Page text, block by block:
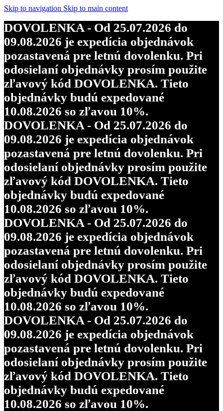
Skip to navigation Skip to main content
DOVOLENKA - Od 25.07.2026 do
09.08.2026 je expedícia objednávok
pozastavená pre letnú dovolenku. Pri
odosielaní objednávky prosím použite
zľavový kód DOVOLENKA. Tieto
objednávky budú expedované
10.08.2026 so zľavou 10%.
DOVOLENKA - Od 25.07.2026 do
09.08.2026 je expedícia objednávok
pozastavená pre letnú dovolenku. Pri
odosielaní objednávky prosím použite
zľavový kód DOVOLENKA. Tieto
objednávky budú expedované
10.08.2026 so zľavou 10%.
DOVOLENKA - Od 25.07.2026 do
09.08.2026 je expedícia objednávok
pozastavená pre letnú dovolenku. Pri
odosielaní objednávky prosím použite
zľavový kód DOVOLENKA. Tieto
objednávky budú expedované
10.08.2026 so zľavou 10%.
DOVOLENKA - Od 25.07.2026 do
09.08.2026 je expedícia objednávok
pozastavená pre letnú dovolenku. Pri
odosielaní objednávky prosím použite
zľavový kód DOVOLENKA. Tieto
objednávky budú expedované
10.08.2026 so zľavou 10%.